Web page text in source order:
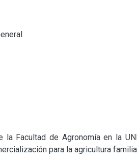
Facultad de Agronomía en la
para la agricultura